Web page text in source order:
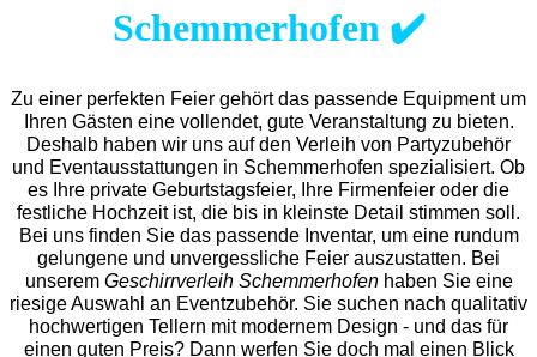
Schemmerhofen ✔️
Zu einer perfekten Feier gehört das passende Equipment um
Ihren Gästen eine vollendet, gute Veranstaltung zu bieten.
Deshalb haben wir uns auf den Verleih von Partyzubehör
und Eventausstattungen in Schemmerhofen spezialisiert. Ob
es Ihre private Geburtstagsfeier, Ihre Firmenfeier oder die
festliche Hochzeit ist, die bis in kleinste Detail stimmen soll.
Bei uns finden Sie das passende Inventar, um eine rundum
gelungene und unvergess liche Feier auszustatten. Bei
unserem Geschirrverleih Schemmerhofenhaben Sie eine
riesige Auswahl an Eventzubehör. Sie suchen nach qualitativ
hochwertigen Tellern mit modernem Design - und das für
einen guten Preis? Dann werfen Sie doch mal einen Blick